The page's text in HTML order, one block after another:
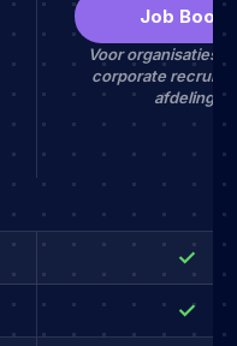
Job Boost
Voor organisaties
corporate recruiter
afdeling.
✓
✓